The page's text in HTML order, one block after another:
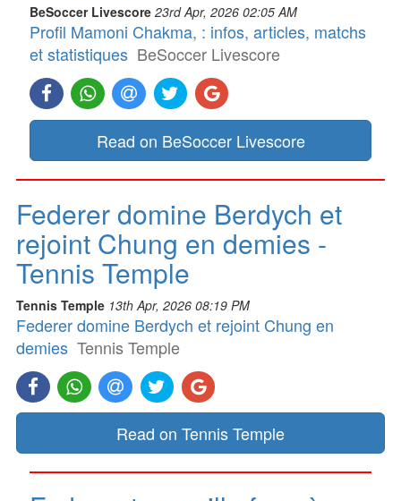
BeSoccer Livescore 23rd Apr, 2026 02:05 AM
Profil Mamoni Chakma, : infos, articles, matchs
et statistiques BeSoccer Livescore
Read on BeSoccer Livescore
Federer domine Berdych et
rejoint Chung en demies -
Tennis Temple
Tennis Temple 13th Apr, 2026 08:19 PM
Federer domine Berdych et rejoint Chung en
demies Tennis Temple
Read on Tennis Temple